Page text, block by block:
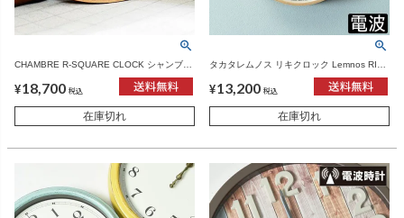
CHAMBRE R-SQUARE CLOCK シャンブル
ア雑貨・掛け時計
¥18,700 税込
在庫切れ
タカタレムノス リキクロック Lemnos RIKI
け時計
¥13,200 税込
在庫切れ